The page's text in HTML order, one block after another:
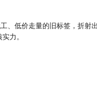
、低价走量的旧标签，折射
力。